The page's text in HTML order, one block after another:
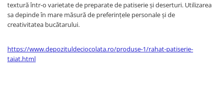
textură într-o varietate de preparate de patiserie și deserturi. Utilizarea
sa depinde în mare măsură de preferințele personale și de
creativitatea bucătarului.
https://www.depozituldeciocolata.ro/produse-1/rahat-patiserie-
taiat.html